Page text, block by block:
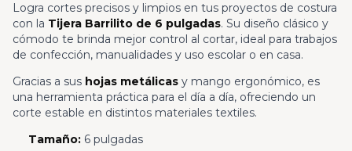
Logra cortes precisos y limpios en tus proyectos de costura
con la Tijera Barrilito de 6 pulgadas. Su diseño clásico y
cómodo te brinda mejor control al cortar, ideal para trabajos
de confección, manualidades y uso escolar o en casa.
Gracias a sus hojas metálicas y mango ergonómico, es
una herramienta práctica para el día a día, ofreciendo un
corte estable en distintos materiales textiles.
Tamaño:6 pulgadas